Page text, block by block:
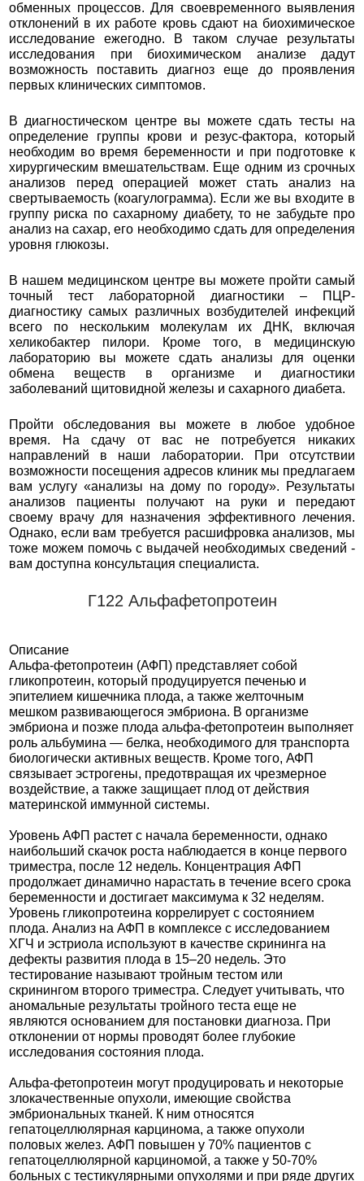
обменных процессов. Для своевременного выявления
отклонений в их работе кровь сдают на биохимическое
исследование ежегодно. В таком случае результаты
исследования при биохимическом анализе дадут
возможность поставить диагноз еще до проявления
первых клинических симптомов.
В диагностическом центре вы можете сдать тесты на
определение группы крови и резус-фактора, который
необходим во время беременности и при подготовке к
хирургическим вмешательствам. Еще одним из срочных
анализов перед операцией может стать анализ на
свертываемость (коагулограмма). Если же вы входите в
группу риска по сахарному диабету, то не забудьте про
анализ на сахар, его необходимо сдать для определения
уровня глюкозы.
В нашем медицинском центре вы можете пройти самый
точный тест лабораторной диагностики – ПЦР-
диагностику самых различных возбудителей инфекций
всего по нескольким молекулам их ДНК, включая
хеликобактер пилори. Кроме того, в медицинскую
лабораторию вы можете сдать анализы для оценки
обмена веществ в организме и диагностики
заболеваний щитовидной железы и сахарного диабета.
Пройти обследования вы можете в любое удобное
время. На сдачу от вас не потребуется никаких
направлений в наши лаборатории. При отсутствии
возможности посещения адресов клиник мы предлагаем
вам услугу «анализы на дому по городу». Результаты
анализов пациенты получают на руки и передают
своему врачу для назначения эффективного лечения.
Однако, если вам требуется расшифровка анализов, мы
тоже можем помочь с выдачей необходимых сведений -
вам доступна консультация специалиста.
Г122 Альфафетопротеин
Описание
Альфа-фетопротеин (АФП) представляет собой
гликопротеин, который продуцируется печенью и
эпителием кишечника плода, а также желточным
мешком развивающегося эмбриона. В организме
эмбриона и позже плода альфа-фетопротеин выполняет
роль альбумина — белка, необходимого для транспорта
биологически активных веществ. Кроме того, АФП
связывает эстрогены, предотвращая их чрезмерное
воздействие, а также защищает плод от действия
материнской иммунной системы.
Уровень АФП растет с начала беременности, однако
наибольший скачок роста наблюдается в конце первого
триместра, после 12 недель. Концентрация АФП
продолжает динамично нарастать в течение всего срока
беременности и достигает максимума к 32 неделям.
Уровень гликопротеина коррелирует с состоянием
плода. Анализ на АФП в комплексе с исследованием
ХГЧ и эстриола используют в качестве скрининга на
дефекты развития плода в 15–20 недель. Это
тестирование называют тройным тестом или
скринингом второго триместра. Следует учитывать, что
аномальные результаты тройного теста еще не
являются основанием для постановки диагноза. При
отклонении от нормы проводят более глубокие
исследования состояния плода.
Альфа-фетопротеин могут продуцировать и некоторые
злокачественные опухоли, имеющие свойства
эмбриональных тканей. К ним относятся
гепатоцеллюлярная карцинома, а также опухоли
половых желез. АФП повышен у 70% пациентов с
гепатоцеллюлярной карциномой, а также у 50-70%
больных с тестикулярными опухолями и при ряде других